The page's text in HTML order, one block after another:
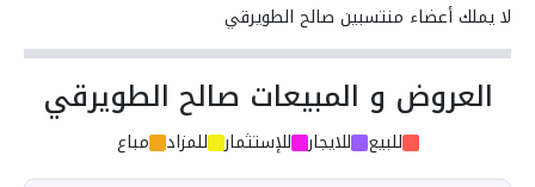
لا يملك أعضاء منتسبين صالح الطويرقي
العروض و المبيعات صالح الطويرقي
للبيع للايجار للإستثمار للمزاد مباع